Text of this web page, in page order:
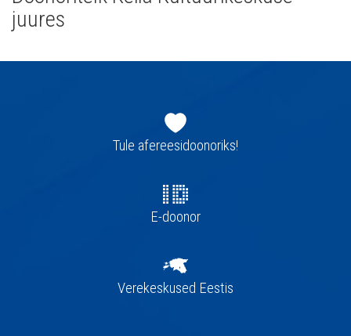
juures
navigatsioonTule afereesidoonoriks!
E-doonor
Verekeskused Eestis